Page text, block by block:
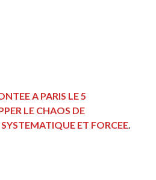
A PARIS LE 5
LE CHAOS DE
ET FORCEE